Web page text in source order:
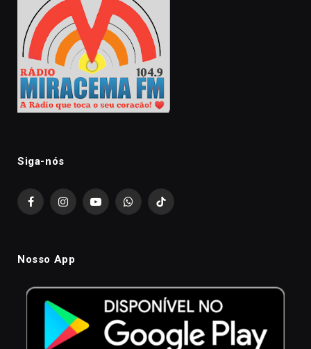
Siga-nós
FacebookInstagramYouTubeWhatsAppTikTok
Nosso App